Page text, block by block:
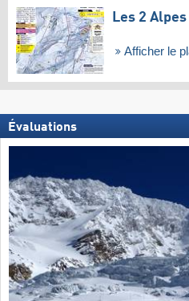
Les 2 Alpes
Afficher le
Évaluations